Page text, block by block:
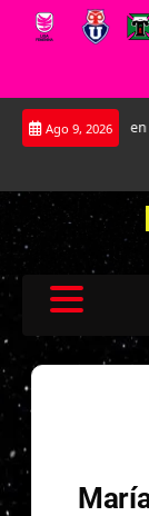
Saltar
Ago 9, 2026
Conociendo en